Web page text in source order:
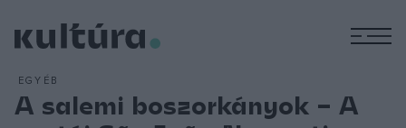
EGYÉB
A salemi boszorkányok – A